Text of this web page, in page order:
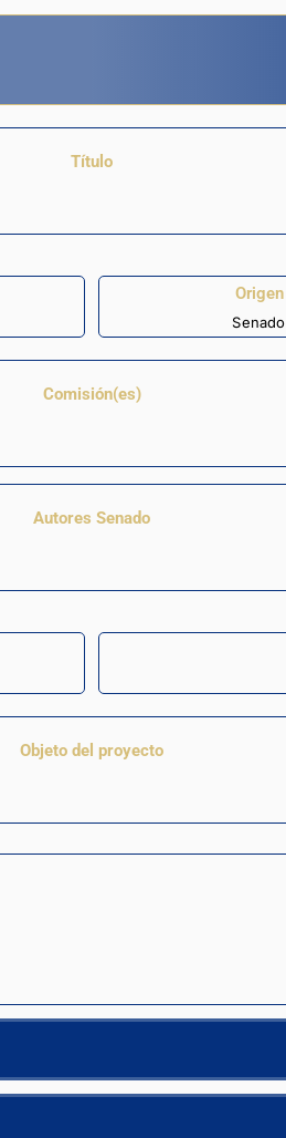
Título
Origen
Senado
Comisión(es)
Autores Senado
Objeto del proyecto